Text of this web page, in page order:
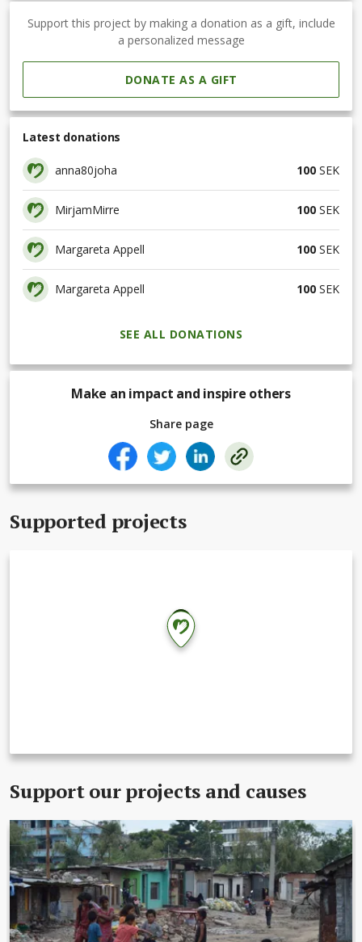
Support this project by making a donation as a gift, include
a personalized message
DONATE AS A GIFT
Latest donations
anna80joha 100 SEK
MirjamMirre 100 SEK
Margareta Appell 100 SEK
Margareta Appell 100 SEK
SEE ALL DONATIONS
Make an impact and inspire others
Share page
Supported projects
2
Support our projects and causes